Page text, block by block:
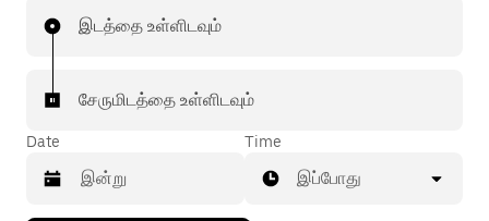
இடத்தை உள்ளிடவும்
சேருமிடத்தை உள்ளிடவும்
Date Time
இப்போது